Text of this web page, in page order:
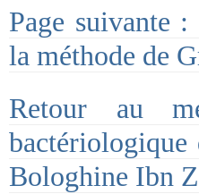
Page suivante
la méthode de
Retour au
bactériologique
Bologhine Ibn